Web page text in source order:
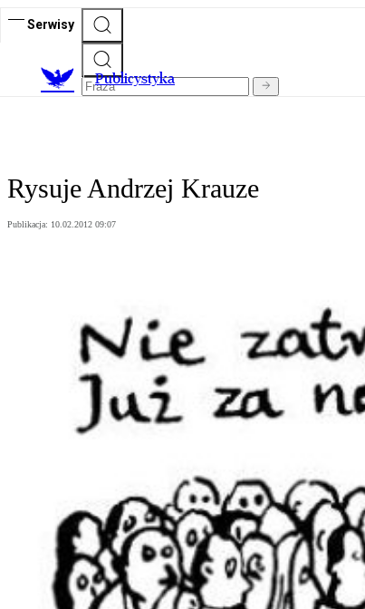
Serwisy
Publicystyka
Rysuje Andrzej Krauze
Publikacja: 10.02.2012 09:07